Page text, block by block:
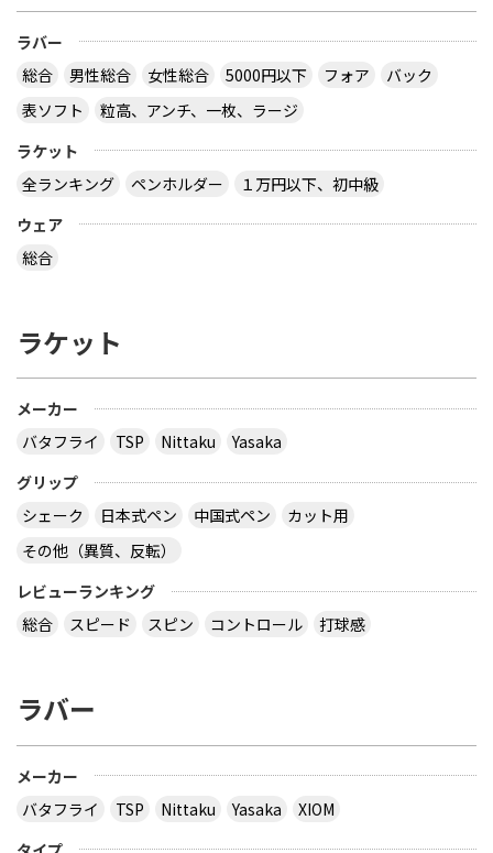
ラバー
総合
男性総合 女性総合 5000円以下 フォア
バック
表ソフト
粒高、アンチ、一枚、ラージ
ラケット
全ランキング
ペンホルダー
１万円以下、初中級
ウェア
総合
ラケット
メーカー
バタフライ
TSP Nittaku
Yasaka
グリップ
シェーク
日本式ペン 中国式ペン
カット用
その他（異質、反転）
レビューランキング
総合
スピード スピン コントロール 打球感
ラバー
メーカー
バタフライ
TSP Nittaku Yasaka
XIOM